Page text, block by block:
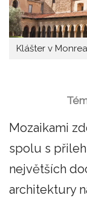
Klášter v
Mozaikami
spolu s
největších
architektury